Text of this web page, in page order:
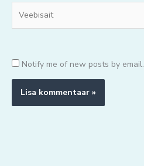
Notify me of new posts by email.